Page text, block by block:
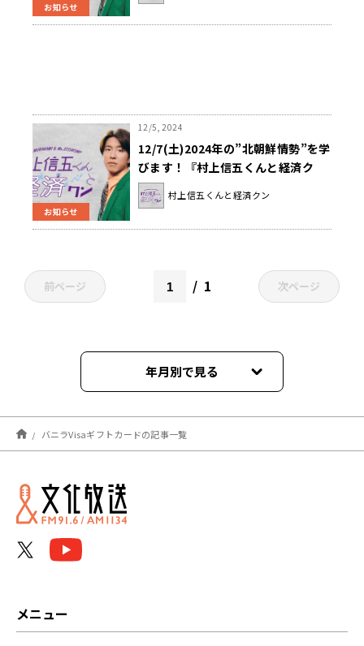
お知らせ
お知らせ
12/5, 2024
12/7(土)2024年の”北朝鮮情勢”を学
びます！『村上信五くんと経済ク
ン』
村上信五くんと経済クン
前ページ 1 次ページ
年月別で見る
2025年03月
2025年02月
2025年01月
バニラVisaギフトカードの記事一覧
メニュー